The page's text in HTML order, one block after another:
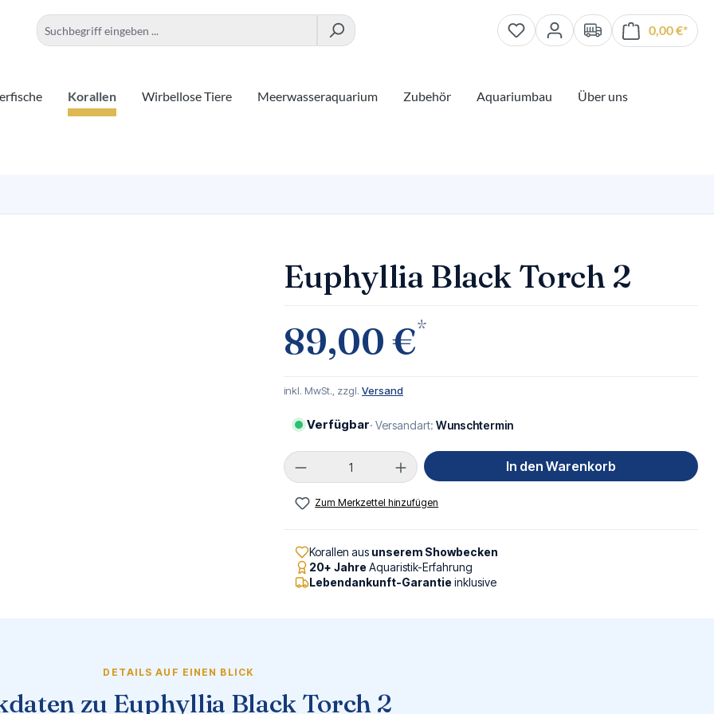
0,00 €*
Korallen Wirbellose Tiere Meerwasseraquarium Zubehör Aquariumbau Über uns
Euphyllia Black Torch 2
89,00 €*
inkl. MwSt., zzgl. Versand
Verfügbar· Versandart: Wunschtermin
Produkt Anzahl: Gib den gewünschten Wert ein
In den Warenkorb
Zum Merkzettel hinzufügen
Korallen aus unserem Showbecken
20+ JahreAquaristik-Erfahrung
Lebendankunft-Garantieinklusive
DETAILS AUF EINEN BLICK
zu Euphyllia Black Torch 2